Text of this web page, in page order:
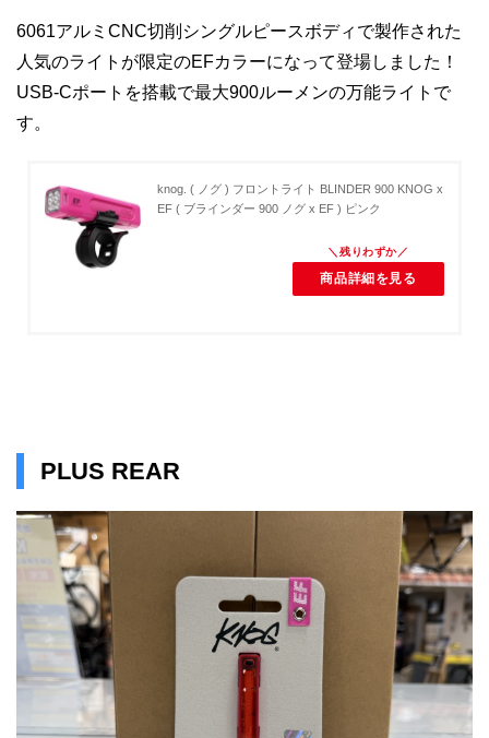
6061アルミCNC切削シングルピースボディで製作された
人気のライトが限定のEFカラーになって登場しました！
USB-Cポートを搭載で最大900ルーメンの万能ライトで
す。
knog. ( ノグ ) フロントライト BLINDER 900 KNOG x
EF ( ブラインダー 900 ノグ x EF ) ピンク
商品詳細を見る
PLUS REAR